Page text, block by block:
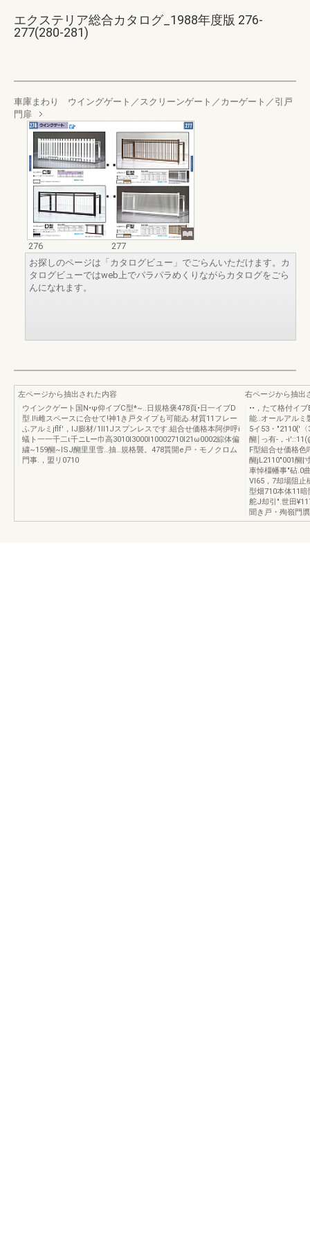
エクステリア総合カタログ_1988年度版 276-
277(280-281)
車庫まわり ウイングゲート／スクリーンゲート／カーゲート／引戸
門扉
276
277
お探しのページは「カタログビュー」でごらんいただけます。カ
タログビューではweb上でパラパラめくりながらカタログをごら
んになれます。
左ページから抽出された内容
ウインクゲート国N•ψ仰イブC型*~..日規格褒478頁•日一イブD
型.l!i雌スペースに合せて!神1き戸タイプも可能ゐ.材質11フレー
ふアルミjflf'，lJ膨材/1II1Jスプンレスです.組合せ価格本阿伊呼i
蟻ト一一千二ι千ニLー巾高3010I3000I10002710I21ω0002綜体偏
繍~159醐~ISJ醐里里雪…抽…規格襲。478貰開e戸・モノクロム
門事.，盟リ0710
右ページから抽出
••，たて格付イ
能..オールアルミ
5イ53・"2110{'
醐￨っ有-，-
F型組合せ価格色
醐jL2110"001醐|
車悼橿幡事"砧.0
Vl65，7却場阻止
型畑710本体11
舵J却引".世田
聞き戸・殉嶺門